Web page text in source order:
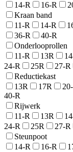
14-R
16-R
Kraan band
11-R
14-R
36-R
40-R
Onderlooprollen
11-R
13R
24-R
25R 27-R
Reductiekast
13R
17R
40-R
Rijwerk
11-R
13R
24-R
25R 27-R
Steunpoot
14-R
16-R